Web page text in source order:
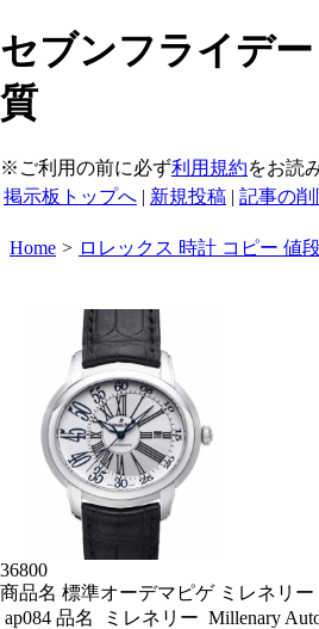
セブンフライデ
質
※ご利用の前に必ず利用規約をお読
掲示板トップへ | 新規投稿 | 記事の
Home > ロレックス 時計 コピー 値
36800
商品名 標準オーデマピゲ ミレネリー
ap084 品名 ミレネリー Millenary